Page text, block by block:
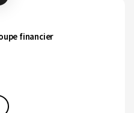
financier